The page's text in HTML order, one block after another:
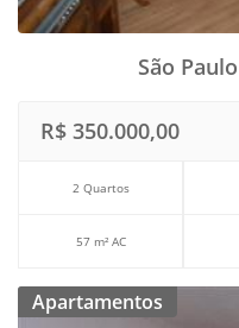
São
R$ 350.000,00
2 Quartos
57 m² AC
Apartamentos